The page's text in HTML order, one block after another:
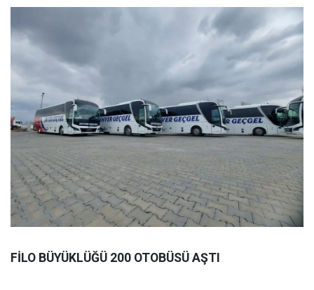
FİLO BÜYÜKLÜĞÜ 200 OTOBÜSÜ AŞTI